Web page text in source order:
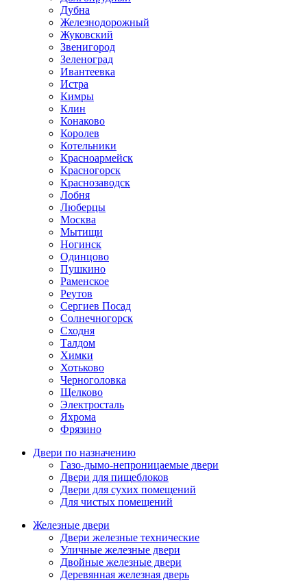
Дубна
Железнодорожный
Жуковский
Звенигород
Зеленоград
Ивантеевка
Истра
Кимры
Клин
Конаково
Королев
Котельники
Красноармейск
Красногорск
Краснозаводск
Лобня
Люберцы
Москва
Мытищи
Ногинск
Одинцово
Пушкино
Раменское
Реутов
Сергиев Посад
Солнечногорск
Сходня
Талдом
Химки
Хотьково
Черноголовка
Щелково
Электросталь
Яхрома
Фрязино
Двери по назначению
Газо-дымо-непроницаемые двери
Двери для пищеблоков
Двери для сухих помещений
Для чистых помещений
Железные двери
Двери железные технические
Уличные железные двери
Двойные железные двери
Деревянная железная дверь